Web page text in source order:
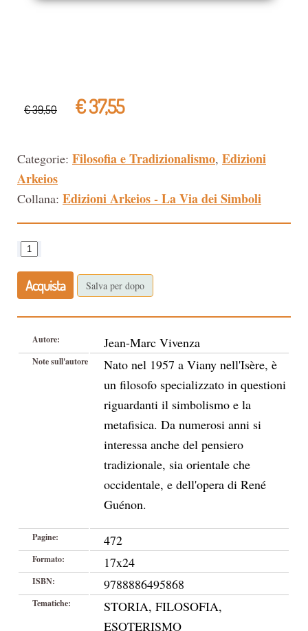
€ 39,50 € 37,55
Categorie: Filosofia e Tradizionalismo, Edizioni
Arkeios
Collana: Edizioni Arkeios - La Via dei Simboli
Acquista Salva per dopo
Autore: Jean-Marc Vivenza
Note sull'autore
Nato nel 1957 a Viany nell'Isère, è
un filosofo specializzato in questioni
riguardanti il simbolismo e la
metafisica. Da numerosi anni si
interessa anche del pensiero
tradizionale, sia orientale che
occidentale, e dell'opera di René
Guénon.
Pagine: 472
Formato: 17x24
ISBN: 9788886495868
Tematiche:
STORIA, FILOSOFIA,
ESOTERISMO